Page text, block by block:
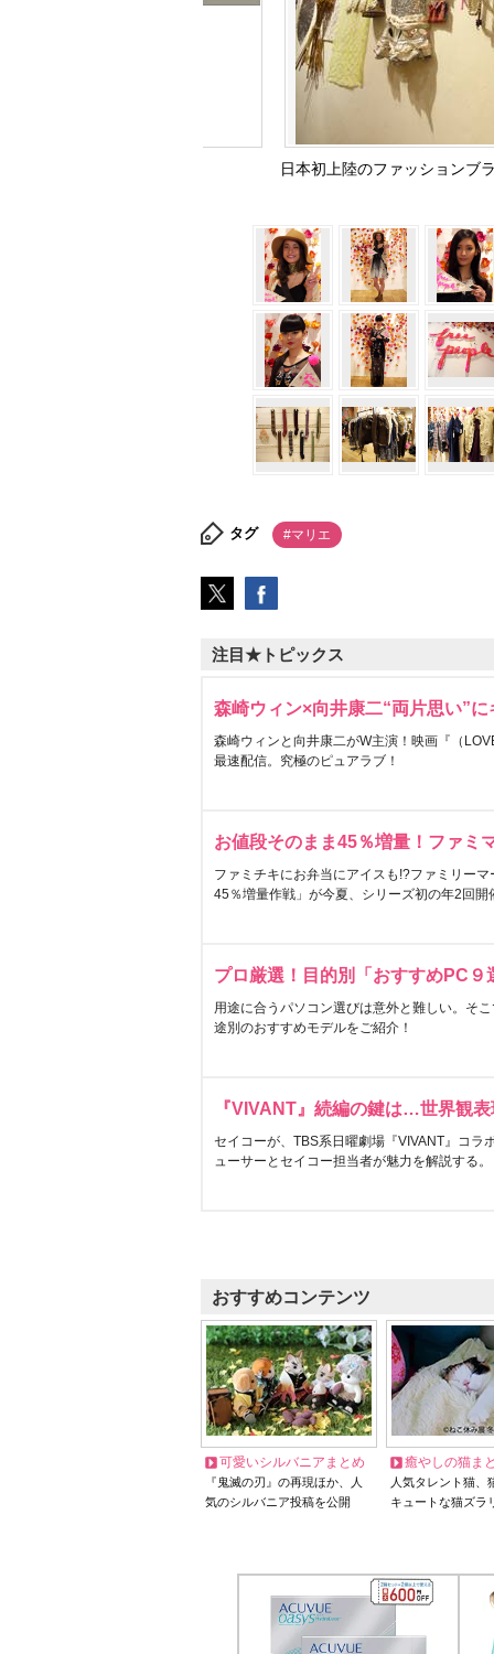
日本初上陸のファッション
タグ #マリエ
注目★トピックス
森崎ウィン×向井康二“両片思い”
森崎ウィンと向井康二がW主演！映画『（
最速配信。究極のピュアラブ！
お値段そのまま45％増量！ファミ
ファミチキにお弁当にアイスも!?ファミリー
45％増量作戦」が今夏、シリーズ初の年2回開
プロ厳選！目的別「おすすめPC９
用途に合うパソコン選びは意外と難しい。そ
途別のおすすめモデルをご紹介！
『VIVANT』続編の鍵は…世界観
セイコーが、TBS系日曜劇場『VIVANT』コラ
ューサーとセイコー担当者が魅力を解説する。
おすすめコンテンツ
可愛いシルバニアまとめ
『鬼滅の刃』の再現ほか、人
気のシルバニア投稿を公開
癒やしの猫ま
人気タレント猫
キュートな猫ズラ